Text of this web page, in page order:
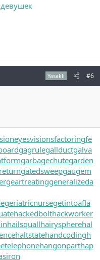
девушек
Yasaklı #6
eyesvisionsfactoringfe
gagrulegallductgalva
garbagechutegarden
gatedsweepgaugem
geartreatinggeneralizeda
geriatricnursegetintoafla
hackedbolthackworker
hailsquallhairyspherehal
haltstatehandcodingh
hangonparthap